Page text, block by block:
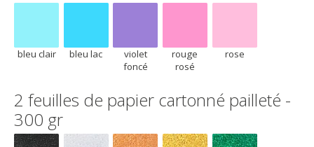
bleu clair bleu lac
violet
foncé
rouge
rosé
rose
2 feuilles de papier cartonné pailleté -
300 gr
black argent orange or vert